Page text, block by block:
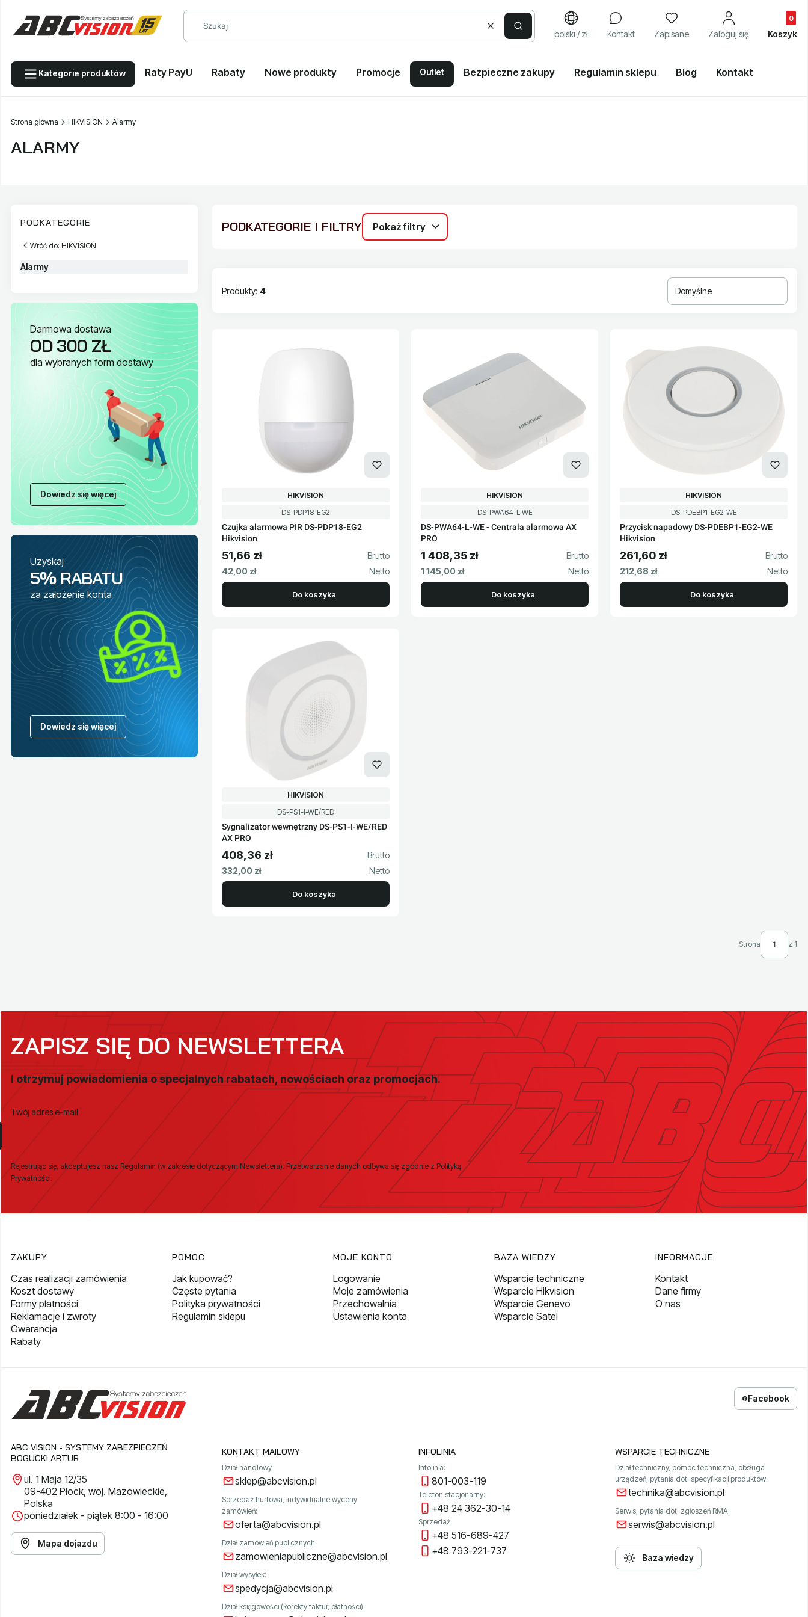
WyczyśćSzukaj polski / zł Kontakt Zapisane Zaloguj się Koszyk
Kategorie produktów Raty PayU Rabaty Nowe produkty Promocje Outlet Bezpieczne zakupy Regulamin sklepu Blog Kontakt
Strona główna HIKVISION Alarmy
ALARMY
PODKATEGORIE
Wróć do: HIKVISION
Alarmy
Darmowa dostawa
OD 300 ZŁ
dla wybranych form dostawy
Dowiedz się więcej
Uzyskaj
5% RABATU
za założenie konta
Dowiedz się więcej
PODKATEGORIE I FILTRY Pokaż filtry
Produkty: 4 Domyślne
Kod produktu
DS-PDP18-EG2
Czujka alarmowa PIR DS-PDP18-EG2
Hikvision
PRODUCENT
HIKVISION
Cena brutto
51,66 zł
Cena netto
42,00 zł
Do koszyka
Kod produktu
DS-PWA64-L-WE
DS-PWA64-L-WE - Centrala alarmowa AX
PRO
PRODUCENT
HIKVISION
Cena brutto
1 408,35 zł
Cena netto
1 145,00 zł
Do koszyka
Kod produktu
DS-PDEBP1-EG2-WE
Przycisk napadowy DS-PDEBP1-EG2-WE
Hikvision
PRODUCENT
HIKVISION
Cena brutto
261,60 zł
Cena netto
212,68 zł
Do koszyka
Kod produktu
DS-PS1-I-WE/RED
Sygnalizator wewnętrzny DS-PS1-I-WE/RED
AX PRO
PRODUCENT
HIKVISION
Cena brutto
408,36 zł
Cena netto
332,00 zł
Do koszyka
Strona z 1
ZAPISZ SIĘ DO NEWSLETTERA
I otrzymuj powiadomienia o specjalnych rabatach, nowościach oraz promocjach.
Twój adres e-mail
Rejestrując się, akceptujesz nasz Regulamin (w zakresie dotyczącym Newslettera). Przetwarzanie danych odbywa się zgodnie z Polityką
Prywatności.
Linki w stopce
ZAKUPY
Czas realizacji zamówienia
Koszt dostawy
Formy płatności
Reklamacje i zwroty
Gwarancja
Rabaty
POMOC
Jak kupować?
Częste pytania
Polityka prywatności
Regulamin sklepu
MOJE KONTO
Logowanie
Moje zamówienia
Przechowalnia
Ustawienia konta
BAZA WIEDZY
Wsparcie techniczne
Wsparcie Hikvision
Wsparcie Genevo
Wsparcie Satel
INFORMACJE
Kontakt
Dane firmy
O nas
Facebook
ABC VISION - SYSTEMY ZABEZPIECZEŃ
BOGUCKI ARTUR
ul. 1 Maja 12/35
09-402 Płock, woj. Mazowieckie,
Polska
poniedziałek - piątek 8:00 - 16:00
Mapa dojazdu
KONTAKT MAILOWY
Dział handlowy
sklep@abcvision.pl
Sprzedaż hurtowa, indywidualne wyceny
zamówień:
oferta@abcvision.pl
Dział zamówień publicznych:
zamowieniapubliczne@abcvision.pl
Dział wysyłek:
spedycja@abcvision.pl
Dział księgowości (korekty faktur, płatności):
INFOLINIA
Infolinia:
801-003-119
Telefon stacjonarny:
+48 24 362-30-14
Sprzedaż:
+48 516-689-427
+48 793-221-737
WSPARCIE TECHNICZNE
Dział techniczny, pomoc techniczna, obsługa
urządzeń, pytania dot. specyfikacji produktów:
technika@abcvision.pl
Serwis, pytania dot. zgłoszeń RMA:
serwis@abcvision.pl
Baza wiedzy